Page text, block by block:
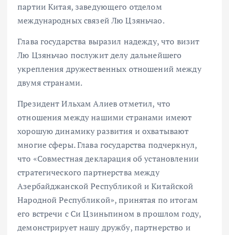
партии Китая, заведующего отделом
международных связей Лю Цзяньчао.
Глава государства выразил надежду, что визит
Лю Цзяньчао послужит делу дальнейшего
укрепления дружественных отношений между
двумя странами.
Президент Ильхам Алиев отметил, что
отношения между нашими странами имеют
хорошую динамику развития и охватывают
многие сферы. Глава государства подчеркнул,
что «Совместная декларация об установлении
стратегического партнерства между
Азербайджанской Республикой и Китайской
Народной Республикой», принятая по итогам
его встречи с Си Цзиньпином в прошлом году,
демонстрирует нашу дружбу, партнерство и